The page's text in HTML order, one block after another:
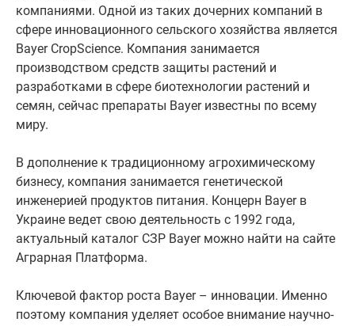
компаниями. Одной из таких дочерних компаний в
сфере инновационного сельского хозяйства является
Bayer CropScience. Компания занимается
производством средств защиты растений и
разработками в сфере биотехнологии растений и
семян, сейчас препараты Bayer известны по всему
миру.
В дополнение к традиционному агрохимическому
бизнесу, компания занимается генетической
инженерией продуктов питания. Концерн Bayer в
Украине ведет свою деятельность с 1992 года,
актуальный каталог СЗР Bayer можно найти на сайте
Аграрная Платформа.
Ключевой фактор роста Bayer – инновации. Именно
поэтому компания уделяет особое внимание научно-